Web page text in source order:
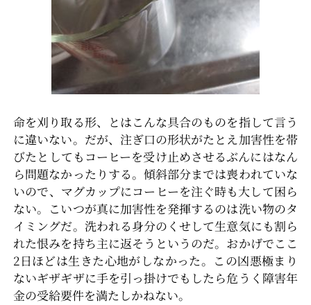
命を刈り取る形、とはこんな具合のものを指して言う
に違いない。だが、注ぎ口の形状がたとえ加害性を帯
びたとしてもコーヒーを受け止めさせるぶんにはなん
ら問題なかったりする。傾斜部分までは喪われていな
いので、マグカップにコーヒーを注ぐ時も大して困ら
ない。こいつが真に加害性を発揮するのは洗い物のタ
イミングだ。洗われる身分のくせして生意気にも割ら
れた恨みを持ち主に返そうというのだ。おかげでここ
2日ほどは生きた心地がしなかった。この凶悪極まり
ないギザギザに手を引っ掛けでもしたら危うく障害年
金の受給要件を満たしかねない。